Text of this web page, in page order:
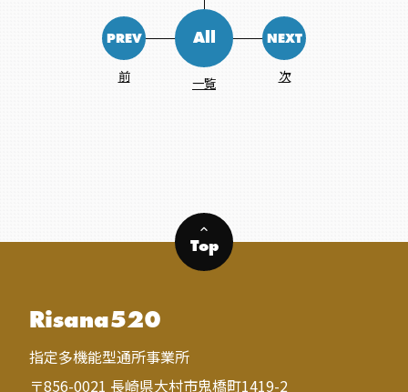
PREV
前
All
一覧
NEXT
次
keyboard_arrow_up
Top
Risana520
指定多機能型通所事業所
〒856-0021 長崎県大村市鬼橋町1419-2